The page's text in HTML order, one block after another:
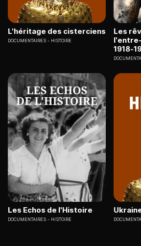
L'héritage des cisterciens
DOCUMENTAIRES HISTOIRE
Les
1918-
Les Echos de l'Histoire
DOCUMENTAIRES HISTOIRE